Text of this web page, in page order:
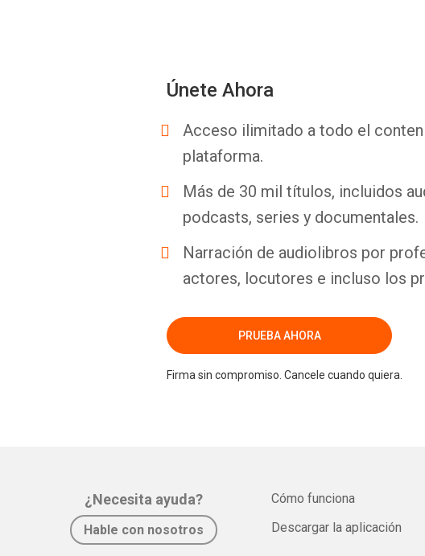
Únete Ahora
Acceso ilimitado a todo el
plataforma.
Más de 30 mil títulos, incluidos
podcasts, series y documentales.
Narración de audiolibros por
actores, locutores e incluso los
PRUEBA AHORA
Firma sin compromiso. Cancele cuando quiera.
¿Necesita ayuda?
Hable con nosotros
Cómo funciona
Descargar la aplicación